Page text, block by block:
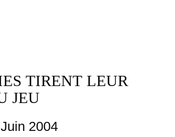
TIRENT LEUR
JEU
Juin 2004